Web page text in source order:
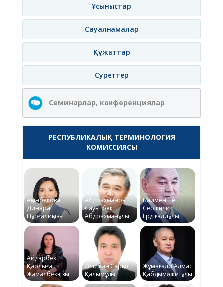
Ұсыныстар
Сауалнамалар
Құжаттар
Суреттер
Семинарлар, конференциялар
РЕСПУБЛИКАЛЫҚ ТЕРМИНОЛОГИЯ
КОМИССИЯСЫ
Ақынбекова
Динара
Нұрғалиқызы
Абдрахманов
Сауытбек
Абдрахманұлы
Байменше
Серікқали
Ердіғалиұлы
Айдарбек
Қарлығаш
Жамалбекқызы
Әлісжан Сарқыт
Қалымұлы
Жұмағали Алмас
Қабдымәжитұлы